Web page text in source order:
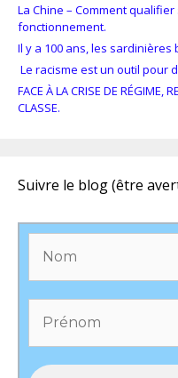
La Chine – Comment
fonctionnement.
Il y a 100 ans, les sardinières
Le racisme est un outil pour
FACE À LA CRISE DE RÉGIME,
CLASSE.
Suivre le blog (être